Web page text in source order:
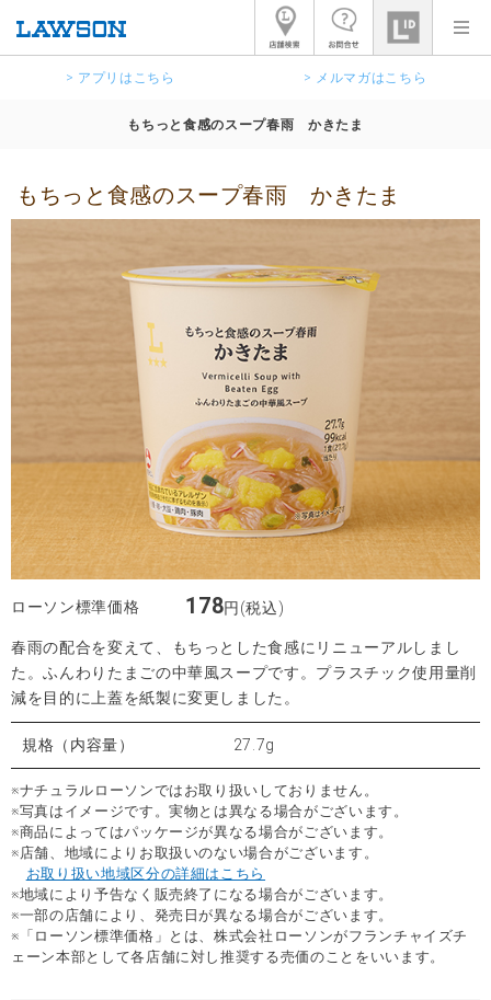
> アプリはこちら > メルマガはこちら
もちっと食感のスープ春雨 かきたま
もちっと食感のスープ春雨 かきたま
ローソン標準価格 178円(税込)
春雨の配合を変えて、もちっとした食感にリニューアルしまし
た。ふんわりたまごの中華風スープです。プラスチック使用量削
減を目的に上蓋を紙製に変更しました。
規格（内容量） 27.7g
※ナチュラルローソンではお取り扱いしておりません。
※写真はイメージです。実物とは異なる場合がございます。
※商品によってはパッケージが異なる場合がございます。
※店舗、地域によりお取扱いのない場合がございます。
お取り扱い地域区分の詳細はこちら
※地域により予告なく販売終了になる場合がございます。
※一部の店舗により、発売日が異なる場合がございます。
※「ローソン標準価格」とは、株式会社ローソンがフランチャイズチ
ェーン本部として各店舗に対し推奨する売価のことをいいます。